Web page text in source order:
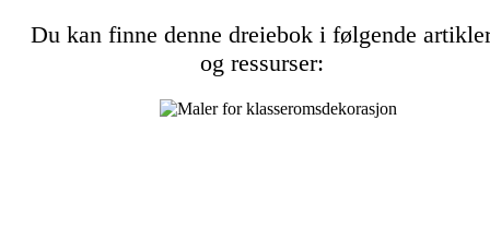
Du kan finne denne dreiebok i følgende
og ressurser: